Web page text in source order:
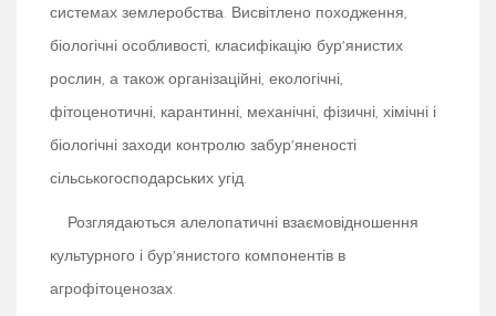
системах землеробства. Висвітлено походження,
біологічні особливості, класифікацію бур'янистих
рослин, а також організаційні, екологічні,
фітоценотичні, карантинні, механічні, фізичні, хімічні і
біологічні заходи контролю забур'яненості
сільськогосподарських угід.
Розглядаються алелопатичні взаємовідношення
культурного і бур'янистого компонентів в
агрофітоценозах.